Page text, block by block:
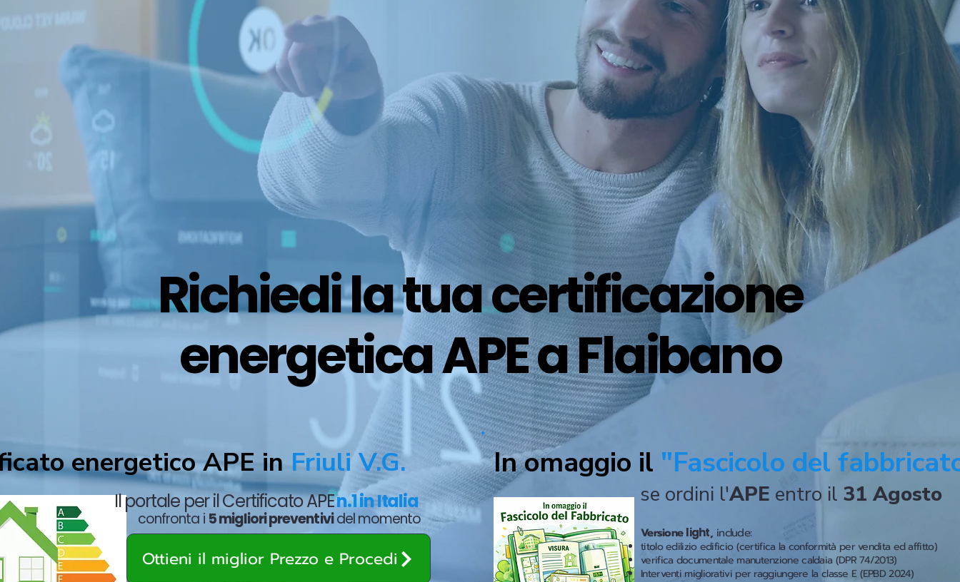
Richiedi la tua certificazione
energetica APE a Flaibano
energetico APE in Friuli V.G.
Ottieni il miglior Prezzo e Procedi
Il portale per il Certificato APEn.1 in Italia
confronta i 5 migliori preventividel momento
In omaggio il "Fascicolo del
se ordini l'APE entro il 31 Agosto
Versionelight,include:
titolo edilizio edificio (certifica la conformità per vendita ed affitto)
verifica documentale manutenzione caldaia (DPR 74/2013)
Interventi migliorativi per raggiungere la classe E (EPBD 2024)